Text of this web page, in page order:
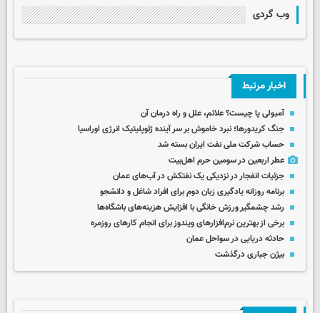
وب گردی
اخبار مرتبط
آمبولی پا چیست؟ علائم، علل و راه درمان آن
جنگ کریدورها؛ نبرد خاموش بر سر آینده ژئوپلیتیک انرژی اوراسیا
حساب‌ شرکت ملی نفت ایران بسته شد
عطر اربعین در سومین حرم اهل‌بیت
جزئیات انفجار در نزدیکی یک نفتکش در آب‌های عمان
برنامه روزانه یادگیری زبان دوم برای افراد شاغل و دانشجو
رشد چشمگیر ورزش خانگی با افزایش هزینه‌های باشگاه‌ها
برخی از بهترین نرم‌افزارهای ویندوز برای انجام کارهای روزمره
حادثه دریایی در سواحل عمان
بیژن جباری درگذشت